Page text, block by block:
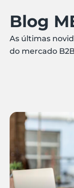
Blog
As últimas
do mercado